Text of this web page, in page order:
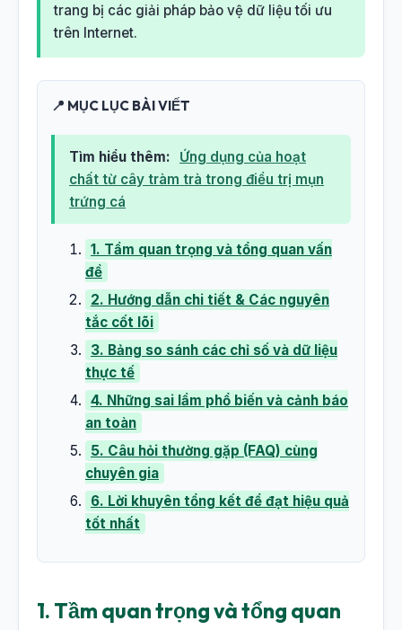
trang bị các giải pháp bảo vệ dữ liệu tối ưu
trên Internet.
📍 MỤC LỤC BÀI VIẾT
Tìm hiểu thêm:
Ứng dụng của hoạt
chất từ cây tràm trà trong điều trị mụn
trứng cá
1. Tầm quan trọng và tổng quan vấn
đề
2. Hướng dẫn chi tiết & Các nguyên
tắc cốt lõi
3. Bảng so sánh các chỉ số và dữ liệu
thực tế
4. Những sai lầm phổ biến và cảnh báo
an toàn
5. Câu hỏi thường gặp (FAQ) cùng
chuyên gia
6. Lời khuyên tổng kết để đạt hiệu quả
tốt nhất
1. Tầm quan trọng và tổng quan